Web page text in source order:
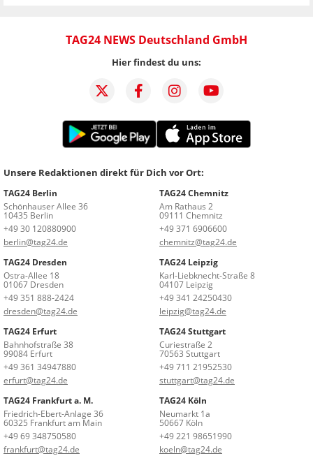
TAG24 NEWS Deutschland GmbH
Hier findest du uns:
Unsere Redaktionen direkt für Dich vor Ort:
TAG24 Berlin
Schönhauser Allee 36
10435 Berlin
+49 30 120880900
berlin@tag24.de
TAG24 Chemnitz
Am Rathaus 2
09111 Chemnitz
+49 371 6906600
chemnitz@tag24.de
TAG24 Dresden
Ostra-Allee 18
01067 Dresden
+49 351 888-2424
dresden@tag24.de
TAG24 Leipzig
Karl-Liebknecht-Straße 8
04107 Leipzig
+49 341 24250430
leipzig@tag24.de
TAG24 Erfurt
Bahnhofstraße 38
99084 Erfurt
+49 361 34947880
erfurt@tag24.de
TAG24 Stuttgart
Curiestraße 2
70563 Stuttgart
+49 711 21952530
stuttgart@tag24.de
TAG24 Frankfurt a. M.
Friedrich-Ebert-Anlage 36
60325 Frankfurt am Main
+49 69 348750580
frankfurt@tag24.de
TAG24 Köln
Neumarkt 1a
50667 Köln
+49 221 98651990
koeln@tag24.de